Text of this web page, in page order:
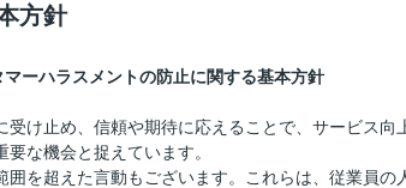
方針
マーハラスメントの防止に関する基本方針
け止め、信頼や期待に応えることで、サービス
な機会と捉えています。
を超えた言動もございます。これらは、従業員の